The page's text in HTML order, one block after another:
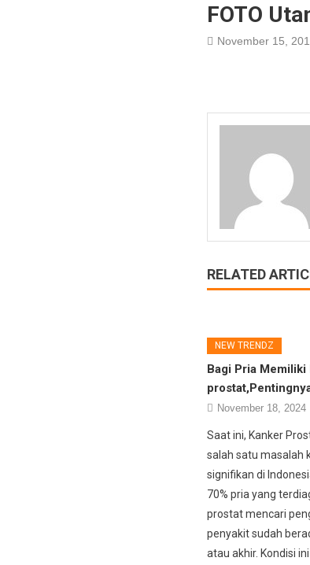
FOTO
November 15,
RELATED
NEW TRENDZ
Bagi Pria Memiliki
November 18, 2024
Saat ini, Kanker
salah satu masalah
signifikan di
70% pria yang
prostat mencari
penyakit sudah
atau akhir. Kondisi